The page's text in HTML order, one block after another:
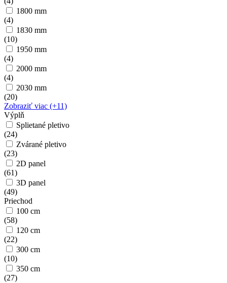
1800 mm
(4)
1830 mm
(10)
1950 mm
(4)
2000 mm
(4)
2030 mm
(20)
Zobraziť viac (+11)
Výplň
Splietané pletivo
(24)
Zvárané pletivo
(23)
2D panel
(61)
3D panel
(49)
Priechod
100 cm
(58)
120 cm
(22)
300 cm
(10)
350 cm
(27)